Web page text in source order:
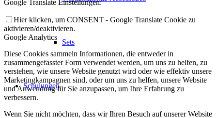
Sets
Schulungen
Google Translate Einstellungen:
Hier klicken, um CONSENT - Google Translate Cookie zu
aktivieren/deaktivieren.
Google Analytics
Diese Cookies sammeln Informationen, die entweder in
zusammengefasster Form verwendet werden, um uns zu helfen, zu
verstehen, wie unsere Website genutzt wird oder wie effektiv unsere
Marketingkampagnen sind, oder um uns zu helfen, unsere Website
und Anwendung für Sie anzupassen, um Ihre Erfahrung zu
verbessern.
Wenn Sie nicht möchten, dass wir Ihren Besuch auf unserer Website